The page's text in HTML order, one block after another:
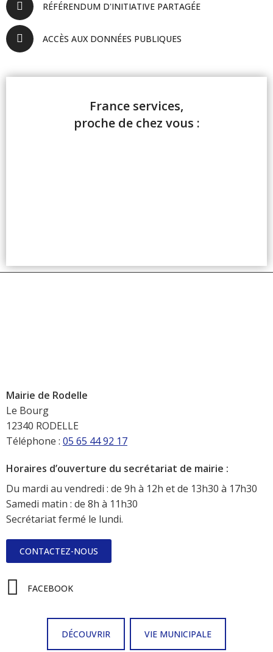
RÉFÉRENDUM D'INITIATIVE PARTAGÉE
ACCÈS AUX DONNÉES PUBLIQUES
France services,
proche de chez vous :
Mairie de Rodelle
Le Bourg
12340 RODELLE
Téléphone : 05 65 44 92 17
Horaires d’ouverture du secrétariat de mairie :
Du mardi au vendredi : de 9h à 12h et de 13h30 à 17h30
Samedi matin : de 8h à 11h30
Secrétariat fermé le lundi.
CONTACTEZ-NOUS
FACEBOOK
DÉCOUVRIR VIE MUNICIPALE